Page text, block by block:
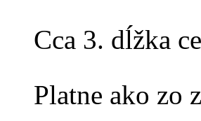
Cca 3. dĺžka
Platne ako zo